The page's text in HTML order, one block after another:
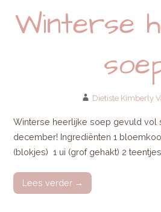
Winterse
Dietiste Kimberly
Winterse heerlijke soep gevuld vol
december! Ingrediënten 1
(blokjes) 1 ui (grof gehakt) 2 teentjes…
Lees verder →